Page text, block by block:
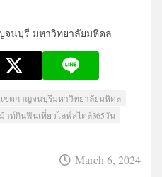
นบุรี มหาวิทยาลัยมหิดล
ขตกาญจนบุรีมหาวิทยาลัยมหิดล
ม้าท์กินฟินเที่ยวไลฟ์สไตล์365วัน
March 6, 2024